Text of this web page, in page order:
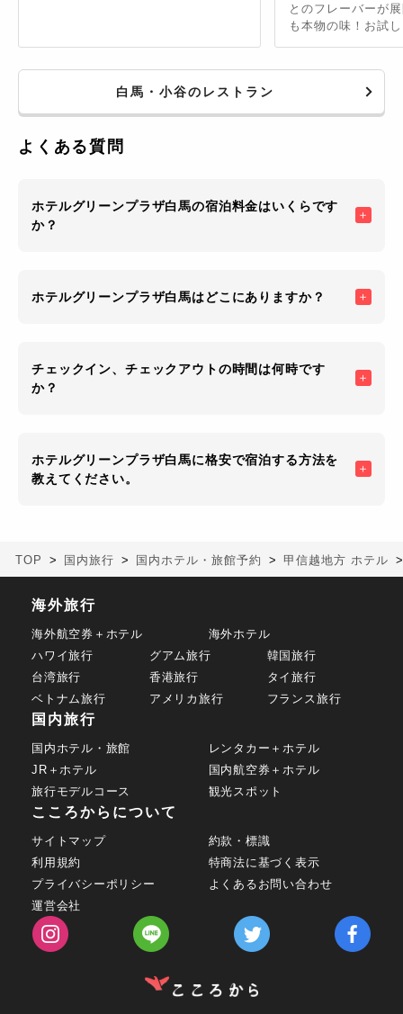
とのフレーバーが
も本物の味！お試
白馬・小谷のレストラン
よくある質問
ホテルグリーンプラザ白馬の宿泊料金はいくらです
か？
ホテルグリーンプラザ白馬はどこにありますか？
チェックイン、チェックアウトの時間は何時です
か？
ホテルグリーンプラザ白馬に格安で宿泊する方法を
教えてください。
TOP 国内旅行 国内ホテル・旅館予約 甲信越地方 ホテル
海外旅行
海外航空券＋ホテル
海外ホテル
ハワイ旅行
グアム旅行
韓国旅行
台湾旅行
香港旅行
タイ旅行
ベトナム旅行
アメリカ旅行 フランス旅行
国内旅行
国内ホテル・旅館
レンタカー＋ホテル
JR＋ホテル
国内航空券＋ホテル
旅行モデルコース
観光スポット
こころからについて
サイトマップ
約款・標識
利用規約
特商法に基づく表示
プライバシーポリシー
よくあるお問い合わせ
運営会社